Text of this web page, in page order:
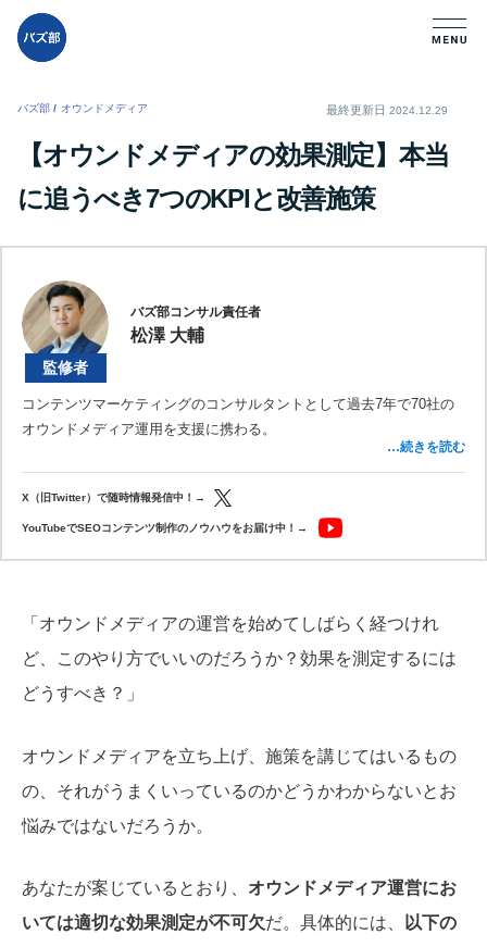
バズ部 / オウンドメディア 最終更新日 2024.12.29
【オウンドメディアの効果測定】本当
に追うべき7つのKPIと改善施策
監修者
バズ部コンサル責任者
松澤 大輔
コンテンツマーケティングのコンサルタントとして過去7年で70社の
オウンドメディア運用を支援に携わる。
…続きを読む
X（旧Twitter）で随時情報発信中！→
YouTubeでSEOコンテンツ制作のノウハウをお届け中！→
「オウンドメディアの運営を始めてしばらく経つけれ
ど、このやり方でいいのだろうか？効果を測定するには
どうすべき？」
オウンドメディアを立ち上げ、施策を講じてはいるもの
の、それがうまくいっているのかどうかわからないとお
悩みではないだろうか。
あなたが案じているとおり、 オウンドメディア運営にお
いては適切な効果測定が不可欠だ。具体的には、
以下の